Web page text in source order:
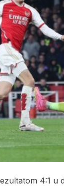
4:1 u